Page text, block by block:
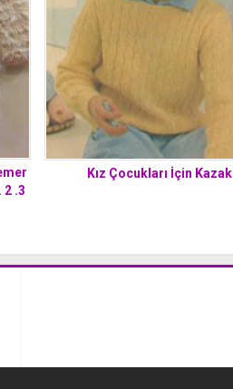
2 .3
Kız Çocukları İçin Kazak